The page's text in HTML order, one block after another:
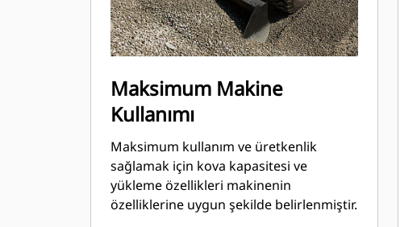
Maksimum Makine
Kullanımı
Maksimum kullanım ve üretkenlik
sağlamak için kova kapasitesi ve
yükleme özellikleri makinenin
özelliklerine uygun şekilde belirlenmiştir.